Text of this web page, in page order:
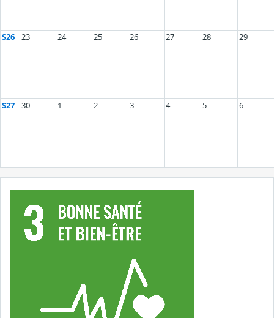
S26 23 24 25 26 27 28 29
S27 30 1 2 3 4 5 6